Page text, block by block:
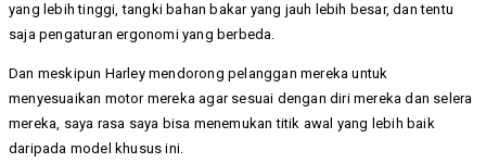
yang lebih tinggi, tangki bahan bakar yang jauh lebih besar, dan tentu
saja pengaturan ergonomi yang berbeda.
Dan meskipun Harley mendorong pelanggan mereka untuk
menyesuaikan motor mereka agar sesuai dengan diri mereka dan selera
mereka, saya rasa saya bisa menemukan titik awal yang lebih baik
daripada model khusus ini.